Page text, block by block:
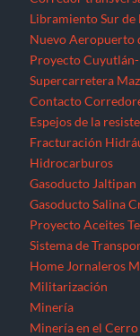
Libramiento Sur
Nuevo Aeropuerto
Proyecto
Supercarretera
Contacto
Espejos de la
Fracturación
Hidrocarburos
Gasoducto Jaltipan
Gasoducto Salina
Proyecto Aceites
Sistema de
Home Jornaleros
Militarización
Minería
Minería en el Cerro